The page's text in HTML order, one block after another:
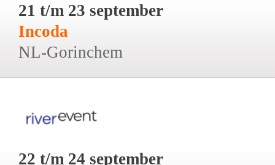
21 t/m 23 september
Incoda
NL-Gorinchem
22 t/m 24 september